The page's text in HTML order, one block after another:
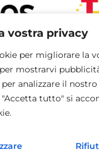
vostra privacy
per migliorare la
mostrarvi
analizzare il
"Accetta tutto" si
Unione europea -
Europea -
necessariamente quelli